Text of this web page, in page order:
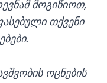
მოგიწიოთ,
თქვენი
ოცნების